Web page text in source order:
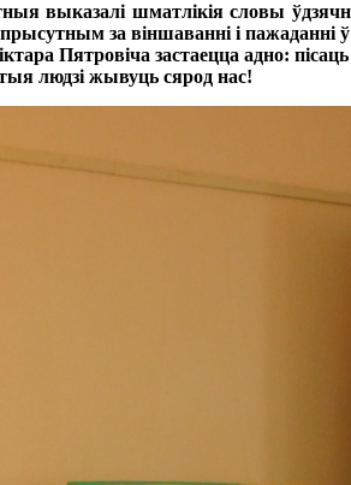
выказалі шматлікія словы
за віншаванні і пажаданні ў
Пятровіча застаецца адно:
людзі жывуць сярод нас!